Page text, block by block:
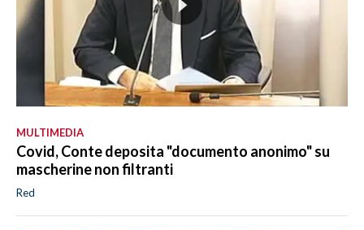
MULTIMEDIA
Covid, Conte deposita "documento anonimo" su
mascherine non filtranti
Red